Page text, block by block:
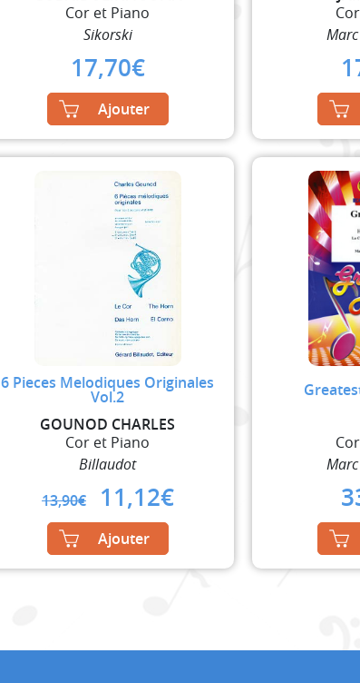
Cor et Piano
Sikorski
17,70€
Ajouter
Marc
6 Pieces Melodiques Originales
Vol.2
GOUNOD CHARLES
Cor et Piano
Billaudot
13,90€ Original
price
was:
13,90€.
11,12€Current
11,12€.
Ajouter
Marc